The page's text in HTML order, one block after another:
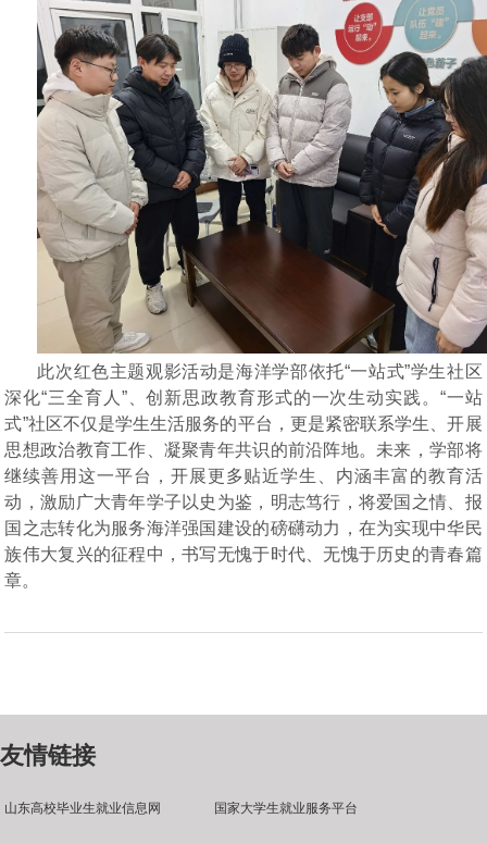
此次红色主题观影活动是海洋学部依托“一站式”学生社区
深化“三全育人”、创新思政教育形式的一次生动实践。“一站
式”社区不仅是学生生活服务的平台，更是紧密联系学生、开展
思想政治教育工作、凝聚青年共识的前沿阵地。未来，学部将
继续善用这一平台，开展更多贴近学生、内涵丰富的教育活
动，激励广大青年学子以史为鉴，明志笃行，将爱国之情、报
国之志转化为服务海洋强国建设的磅礴动力，在为实现中华民
族伟大复兴的征程中，书写无愧于时代、无愧于历史的青春篇
章。
友情链接
山东高校毕业生就业信息网 国家大学生就业服务平台